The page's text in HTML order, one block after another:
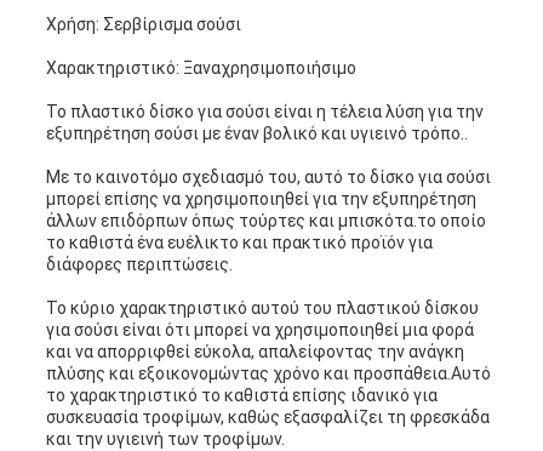
Χρήση: Σερβίρισμα σούσι
Χαρακτηριστικό: Ξαναχρησιμοποιήσιμο
Το πλαστικό δίσκο για σούσι είναι η τέλεια λύση για την
εξυπηρέτηση σούσι με έναν βολικό και υγιεινό τρόπο..
Με το καινοτόμο σχεδιασμό του, αυτό το δίσκο για σούσι
μπορεί επίσης να χρησιμοποιηθεί για την εξυπηρέτηση
άλλων επιδόρπων όπως τούρτες και μπισκότα.το οποίο
το καθιστά ένα ευέλικτο και πρακτικό προϊόν για
διάφορες περιπτώσεις.
Το κύριο χαρακτηριστικό αυτού του πλαστικού δίσκου
για σούσι είναι ότι μπορεί να χρησιμοποιηθεί μια φορά
και να απορριφθεί εύκολα, απαλείφοντας την ανάγκη
πλύσης και εξοικονομώντας χρόνο και προσπάθεια.Αυτό
το χαρακτηριστικό το καθιστά επίσης ιδανικό για
συσκευασία τροφίμων, καθώς εξασφαλίζει τη φρεσκάδα
και την υγιεινή των τροφίμων.